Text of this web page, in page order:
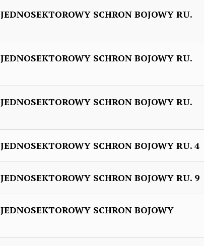
SCHRON BOJOWY RU.
SCHRON BOJOWY RU.
SCHRON BOJOWY RU.
SCHRON BOJOWY RU. 4
SCHRON BOJOWY RU. 9
SCHRON BOJOWY